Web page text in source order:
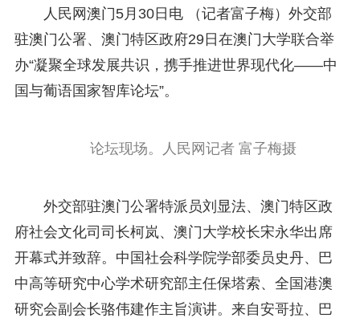
人民网澳门5月30日电 （记者富子梅）外交部
驻澳门公署、澳门特区政府29日在澳门大学联合举
办“凝聚全球发展共识，携手推进世界现代化——中
国与葡语国家智库论坛”。
论坛现场。人民网记者 富子梅摄
外交部驻澳门公署特派员刘显法、澳门特区政
府社会文化司司长柯岚、澳门大学校长宋永华出席
开幕式并致辞。中国社会科学院学部委员史丹、巴
中高等研究中心学术研究部主任保塔索、全国港澳
研究会副会长骆伟建作主旨演讲。来自安哥拉、巴